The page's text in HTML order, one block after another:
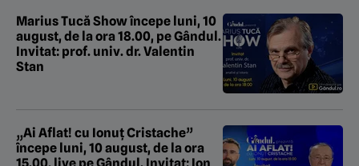
Marius Tucă Show începe luni, 10
august, de la ora 18.00, pe Gândul.
Invitat: prof. univ. dr. Valentin
Stan
„Ai Aflat! cu Ionuț Cristache”
începe luni, 10 august, de la ora